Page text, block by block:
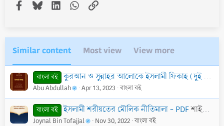
Facebook
BlueskyLinkedInWhatsApp
Link
Similar content Most view View more
বাংলা বই কুরআন ও সুন্নাহর আলোকে ইসলামী ফিকাহ (দুই খণ্ড একত্রে) - PDF
Abu Abdullah Apr 13, 2023 বাংলা বই
বাংলা বই ইসলামী শরীয়তের মৌলিক নীতিমালা - PDFশাইখ আব্দুল হামীদ আল-ফাইযী আল-মাদানী
Joynal Bin Tofajjal Nov 30, 2022 বাংলা বই